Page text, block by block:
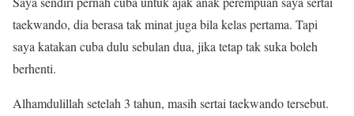
taekwando, dia berasa tak minat juga bila kelas pertama. Tapi
saya katakan cuba dulu sebulan dua, jika tetap tak suka boleh
berhenti.
Alhamdulillah setelah 3 tahun, masih sertai taekwando tersebut.